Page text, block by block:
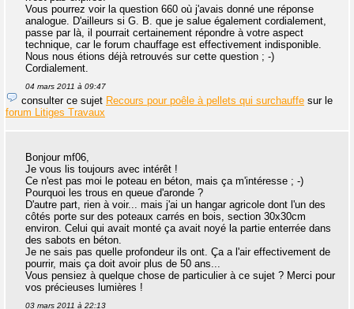
Vous pourrez voir la question 660 où j'avais donné une réponse
analogue. D'ailleurs si G. B. que je salue également cordialement,
passe par là, il pourrait certainement répondre à votre aspect
technique, car le forum chauffage est effectivement indisponible.
Nous nous étions déjà retrouvés sur cette question ; -)
Cordialement.
04 mars 2011 à 09:47
consulter ce sujet Recours pour poêle à pellets qui surchauffe sur le
forum Litiges Travaux
Bonjour mf06,
Je vous lis toujours avec intérêt !
Ce n'est pas moi le poteau en béton, mais ça m'intéresse ; -)
Pourquoi les trous en queue d'aronde ?
D'autre part, rien à voir... mais j'ai un hangar agricole dont l'un des
côtés porte sur des poteaux carrés en bois, section 30x30cm
environ. Celui qui avait monté ça avait noyé la partie enterrée dans
des sabots en béton.
Je ne sais pas quelle profondeur ils ont. Ça a l'air effectivement de
pourrir, mais ça doit avoir plus de 50 ans...
Vous pensiez à quelque chose de particulier à ce sujet ? Merci pour
vos précieuses lumières !
03 mars 2011 à 22:13